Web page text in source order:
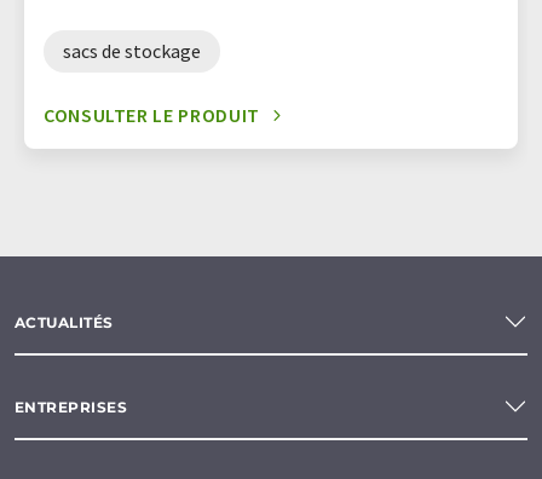
sacs de stockage
CONSULTER LE PRODUIT
ACTUALITÉS
ENTREPRISES